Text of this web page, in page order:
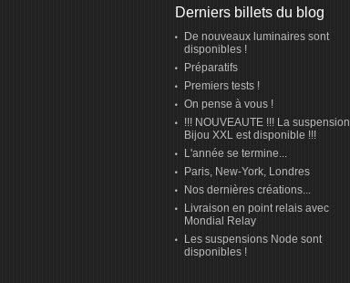
Derniers billets du blog
De nouveaux luminaires sont
disponibles !
Préparatifs
Premiers tests !
On pense à vous !
!!! NOUVEAUTE !!! La suspension
Bijou XXL est disponible !!!
L'année se termine...
Paris, New-York, Londres
Nos dernières créations...
Livraison en point relais avec
Mondial Relay
Les suspensions Node sont
disponibles !